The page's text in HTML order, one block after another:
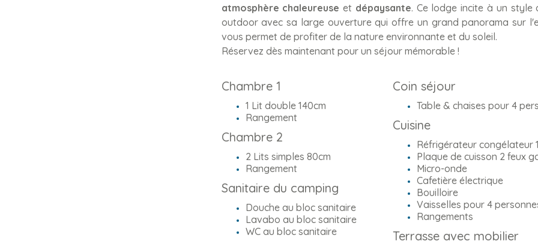
atmosphère chaleureuse et dépaysante. Ce lodge incite à un style
outdoor avec sa large ouverture qui offre un grand panorama sur
vous permet de profiter de la nature environnante et du soleil.
Réservez dès maintenant pour un séjour mémorable !
Chambre 1
1 Lit double 140cm
Rangement
Chambre 2
2 Lits simples 80cm
Rangement
Sanitaire du camping
Douche au bloc sanitaire
Lavabo au bloc sanitaire
WC au bloc sanitaire
Coin séjour
Table & chaises pour 4
Cuisine
Réfrigérateur congélateur
Plaque de cuisson 2 feux
Micro-onde
Cafetière électrique
Bouilloire
Vaisselles pour 4
Rangements
Terrasse avec mobilier